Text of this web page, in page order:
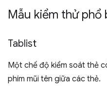
Mẫu kiểm thử phổ
Tablist
Một chế độ kiểm soát thẻ
phím mũi tên giữa các thẻ.